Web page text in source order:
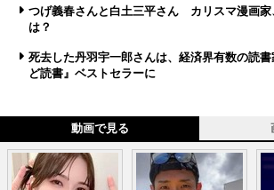
つげ義春さんと白土三平さん カリスマ漫画家
は？
死去した丹羽宇一郎さんは、経済界有数の読
ど読書』ベストセラーに
動画で見る